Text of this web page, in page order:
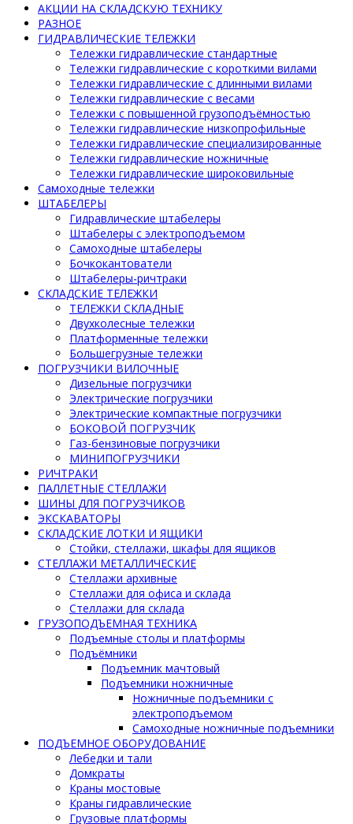
АКЦИИ НА СКЛАДСКУЮ ТЕХНИКУ
РАЗНОЕ
ГИДРАВЛИЧЕСКИЕ ТЕЛЕЖКИ
Тележки гидравлические стандартные
Тележки гидравлические с короткими вилами
Тележки гидравлические с длинными вилами
Тележки гидравлические с весами
Тележки с повышенной грузоподъёмностью
Тележки гидравлические низкопрофильные
Тележки гидравлические специализированные
Тележки гидравлические ножничные
Тележки гидравлические широковильные
Самоходные тележки
ШТАБЕЛЕРЫ
Гидравлические штабелеры
Штабелеры с электроподъемом
Самоходные штабелеры
Бочкокантователи
Штабелеры-ричтраки
СКЛАДСКИЕ ТЕЛЕЖКИ
ТЕЛЕЖКИ СКЛАДНЫЕ
Двухколесные тележки
Платформенные тележки
Большегрузные тележки
ПОГРУЗЧИКИ ВИЛОЧНЫЕ
Дизельные погрузчики
Электрические погрузчики
Электрические компактные погрузчики
БОКОВОЙ ПОГРУЗЧИК
Газ-бензиновые погрузчики
МИНИПОГРУЗЧИКИ
РИЧТРАКИ
ПАЛЛЕТНЫЕ СТЕЛЛАЖИ
ШИНЫ ДЛЯ ПОГРУЗЧИКОВ
ЭКСКАВАТОРЫ
СКЛАДСКИЕ ЛОТКИ И ЯЩИКИ
Стойки, стеллажи, шкафы для ящиков
СТЕЛЛАЖИ МЕТАЛЛИЧЕСКИЕ
Стеллажи архивные
Стеллажи для офиса и склада
Стеллажи для склада
ГРУЗОПОДЪЕМНАЯ ТЕХНИКА
Подъемные столы и платформы
Подъёмники
Подъемник мачтовый
Подъемники ножничные
Ножничные подъемники с
электроподъемом
Самоходные ножничные подъемники
ПОДЪЕМНОЕ ОБОРУДОВАНИЕ
Лебедки и тали
Домкраты
Краны мостовые
Краны гидравлические
Грузовые платформы